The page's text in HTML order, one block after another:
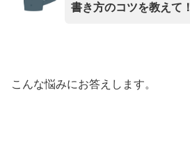
書き方のコツを教えて！
こんな悩みにお答えします。